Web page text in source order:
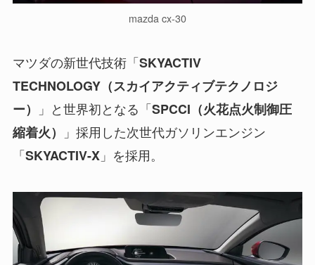
mazda cx-30
マツダの新世代技術「SKYACTIV
TECHNOLOGY（スカイアクティブテクノロジ
ー）
」と世界初となる「SPCCI（火花点火制御圧
縮着火）
」採用した次世代ガソリンエンジン
「SKYACTIV-X」を採用。